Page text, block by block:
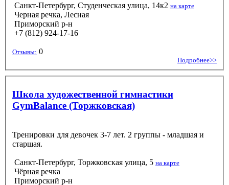
Санкт-Петербург, Студенческая улица, 14к2 на карте
Черная речка, Лесная
Приморский р-н
+7 (812) 924-17-16
Отзывы: 0
Подробнее>>
Школа художественной гимнастики
GymBalance (Торжковская)
Тренировки для девочек 3-7 лет. 2 группы - младшая и
старшая.
Санкт-Петербург, Торжковская улица, 5 на карте
Чёрная речка
Приморский р-н